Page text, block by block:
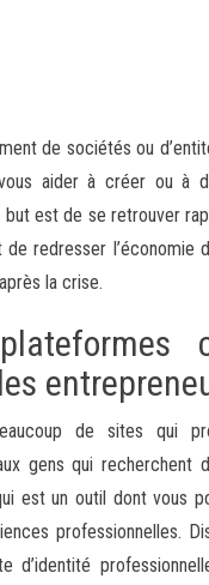
de sociétés ou
aider à créer ou à
but est de se retrouver
redresser l’économie
la crise.
de sites qui
gens qui recherchent
est un outil dont vous
professionnelles.
d’identité